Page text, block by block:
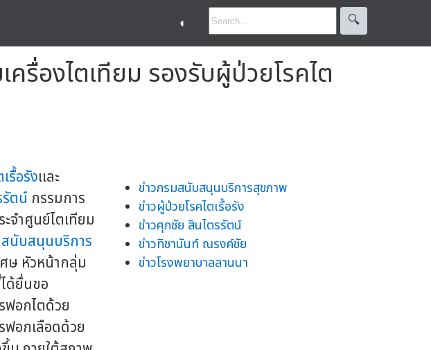
◐ 🔍︎
รื่องไตเทียม รองรับผู้ป่วยโรคไต
รื้อรังและ
ตน์ กรรมการ
จำศูนย์ไตเทียม
นับสนุนบริการ
ษ หัวหน้ากลุ่ม
ด้ยื่นขอ
ฟอกไตด้วย
ฟอกเลือดด้วย
ข่าวกรมสนับสนุนบริการสุขภาพ
ข่าวผู้ป่วยโรคไตเรื้อรัง
ข่าวศุภชัย สินไตรรัตน์
ข่าวทิชานันท์ ณรงค์ชัย
ข่าวโรงพยาบาลลานนา